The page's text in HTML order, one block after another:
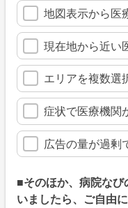
地図表示から医
現在地から近い
エリアを複数選
症状で医療機関
広告の量が過剰
■そのほか、病院な
いましたら、ご自由